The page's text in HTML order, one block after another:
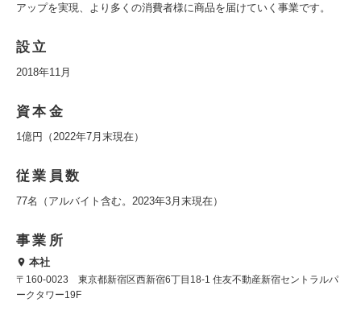
アップを実現、より多くの消費者様に商品を届けていく事業です。
設立
2018年11月
資本金
1億円（2022年7月末現在）
従業員数
77名（アルバイト含む。2023年3月末現在）
事業所
本社
〒160-0023 東京都新宿区西新宿6丁目18-1 住友不動産新宿セントラルパ
ークタワー19F